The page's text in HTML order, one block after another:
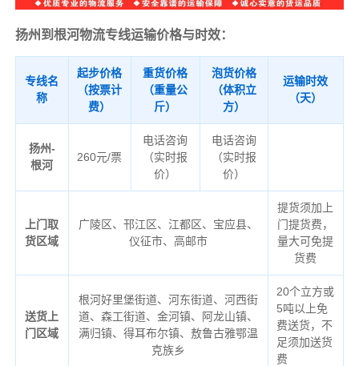
扬州到根河物流专线运输价格与时效：
专线名
称
起步价格
（按票计
费）
重货价格
（重量公
斤）
泡货价格
（体积立
方）
运输时效
（天）
扬州-
根河
260元/票
电话咨询
（实时报
价）
电话咨询
（实时报
价）
上门取
货区域
广陵区、邗江区、江都区、宝应县、
仪征市、高邮市
提货须加上
门提货费，
量大可免提
货费
送货上
门区域
根河好里堡街道、河东街道、河西街
道、森工街道、金河镇、阿龙山镇、
满归镇、得耳布尔镇、敖鲁古雅鄂温
克族乡
20个立方或
5吨以上免
费送货，不
足须加送货
费